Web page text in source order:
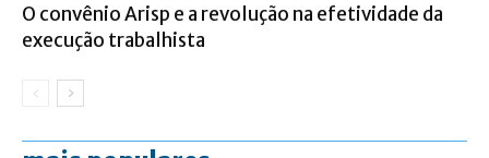
O convênio Arisp e a revolução na efetividade da
execução trabalhista